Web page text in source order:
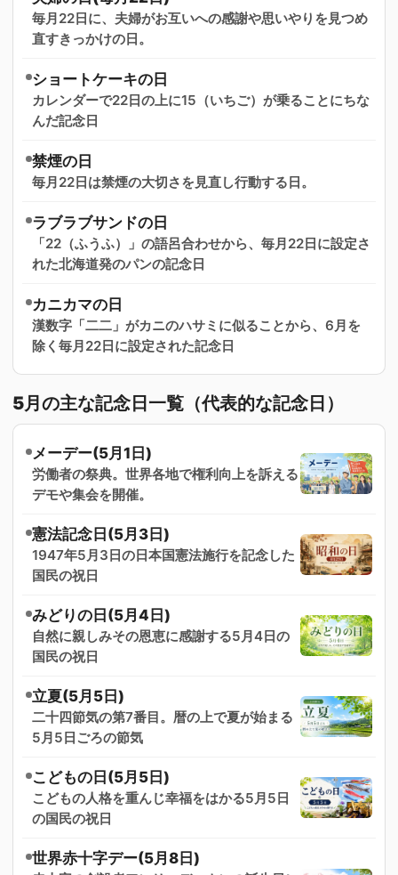
毎月22日に、夫婦がお互いへの感謝や思いやりを見つめ
直すきっかけの日。
ショートケーキの日
カレンダーで22日の上に15（いちご）が乗ることにちな
んだ記念日
禁煙の日
毎月22日は禁煙の大切さを見直し行動する日。
ラブラブサンドの日
「22（ふうふ）」の語呂合わせから、毎月22日に設定さ
れた北海道発のパンの記念日
カニカマの日
漢数字「二二」がカニのハサミに似ることから、6月を
除く毎月22日に設定された記念日
5月の主な記念日一覧（代表的な記念日）
メーデー(5月1日)
労働者の祭典。世界各地で権利向上を訴える
デモや集会を開催。
憲法記念日(5月3日)
1947年5月3日の日本国憲法施行を記念した
国民の祝日
みどりの日(5月4日)
自然に親しみその恩恵に感謝する5月4日の
国民の祝日
立夏(5月5日)
二十四節気の第7番目。暦の上で夏が始まる
5月5日ごろの節気
こどもの日(5月5日)
こどもの人格を重んじ幸福をはかる5月5日
の国民の祝日
世界赤十字デー(5月8日)